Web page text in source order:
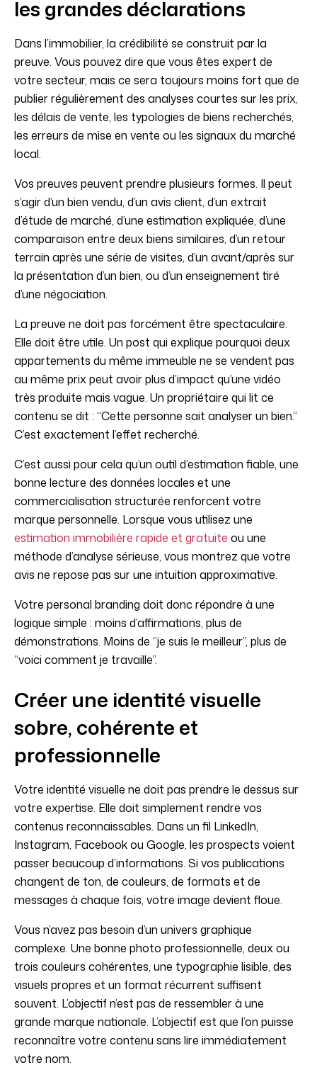
les grandes déclarations
Dans l’immobilier, la crédibilité se construit par la
preuve. Vous pouvez dire que vous êtes expert de
votre secteur, mais ce sera toujours moins fort que de
publier régulièrement des analyses courtes sur les prix,
les délais de vente, les typologies de biens recherchés,
les erreurs de mise en vente ou les signaux du marché
local.
Vos preuves peuvent prendre plusieurs formes. Il peut
s’agir d’un bien vendu, d’un avis client, d’un extrait
d’étude de marché, d’une estimation expliquée, d’une
comparaison entre deux biens similaires, d’un retour
terrain après une série de visites, d’un avant/après sur
la présentation d’un bien, ou d’un enseignement tiré
d’une négociation.
La preuve ne doit pas forcément être spectaculaire.
Elle doit être utile. Un post qui explique pourquoi deux
appartements du même immeuble ne se vendent pas
au même prix peut avoir plus d’impact qu’une vidéo
très produite mais vague. Un propriétaire qui lit ce
contenu se dit : “Cette personne sait analyser un bien.”
C’est exactement l’effet recherché.
C’est aussi pour cela qu’un outil d’estimation fiable, une
bonne lecture des données locales et une
commercialisation structurée renforcent votre
marque personnelle. Lorsque vous utilisez une
estimation immobilière rapide et gratuite ou une
méthode d’analyse sérieuse, vous montrez que votre
avis ne repose pas sur une intuition approximative.
Votre personal branding doit donc répondre à une
logique simple : moins d’affirmations, plus de
démonstrations. Moins de “je suis le meilleur”, plus de
“voici comment je travaille”.
Créer une identité visuelle
sobre, cohérente et
professionnelle
Votre identité visuelle ne doit pas prendre le dessus sur
votre expertise. Elle doit simplement rendre vos
contenus reconnaissables. Dans un fil LinkedIn,
Instagram, Facebook ou Google, les prospects voient
passer beaucoup d’informations. Si vos publications
changent de ton, de couleurs, de formats et de
messages à chaque fois, votre image devient floue.
Vous n’avez pas besoin d’un univers graphique
complexe. Une bonne photo professionnelle, deux ou
trois couleurs cohérentes, une typographie lisible, des
visuels propres et un format récurrent suffisent
souvent. L’objectif n’est pas de ressembler à une
grande marque nationale. L’objectif est que l’on puisse
reconnaître votre contenu sans lire immédiatement
votre nom.